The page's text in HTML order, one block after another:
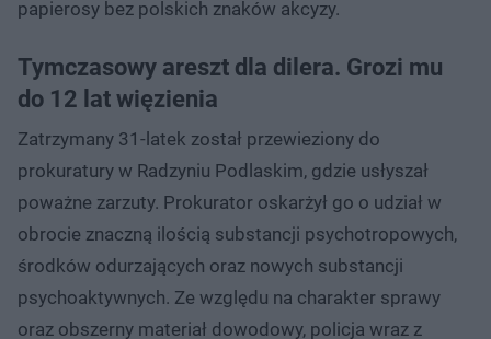
papierosy bez polskich znaków akcyzy.
Tymczasowy areszt dla dilera. Grozi mu
do 12 lat więzienia
Zatrzymany 31-latek został przewieziony do
prokuratury w Radzyniu Podlaskim, gdzie usłyszał
poważne zarzuty. Prokurator oskarżył go o udział w
obrocie znaczną ilością substancji psychotropowych,
środków odurzających oraz nowych substancji
psychoaktywnych. Ze względu na charakter sprawy
oraz obszerny materiał dowodowy, policja wraz z